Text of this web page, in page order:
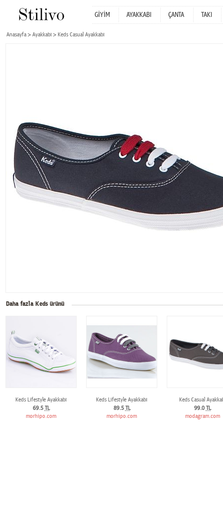
GİYİM AYAKKABI ÇANTA TAKI
Anasayfa Ayakkabı Keds Casual Ayakkabı
Daha fazla Keds ürünü
Keds Lifestyle Ayakkabı
69.5 TL
morhipo.com
Keds Lifestyle Ayakkabı
89.5 TL
morhipo.com
Keds Casual
99.0 TL
modagram.com